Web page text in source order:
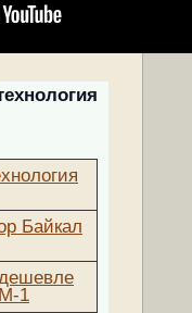
Байкал
1